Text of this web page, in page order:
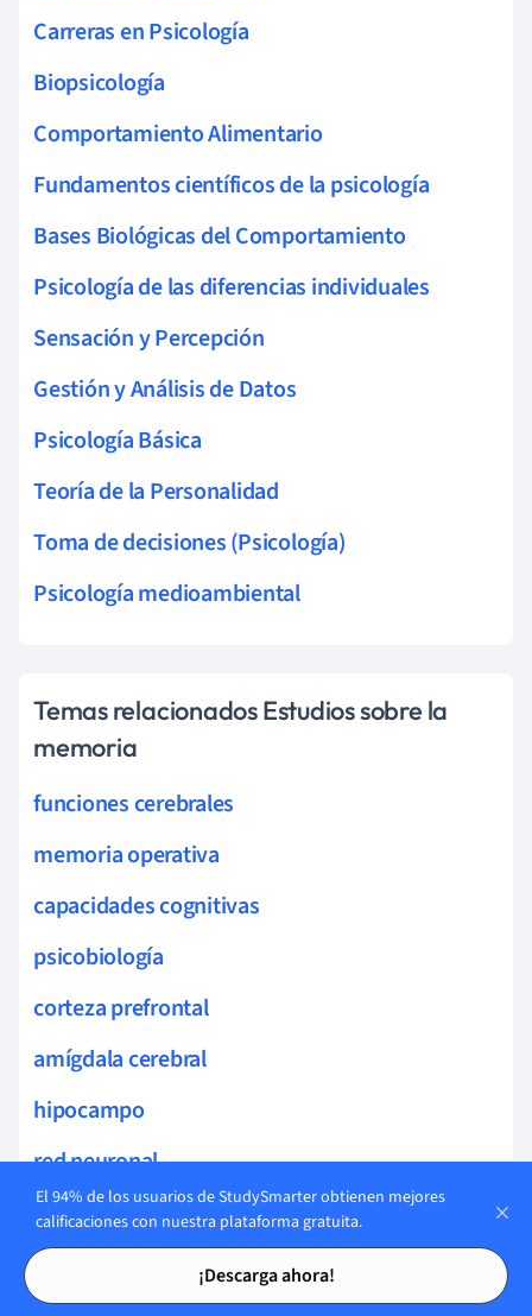
Tarjetas de estudio
Tarjetas de estudio
Carreras en Psicología
Biopsicología
Comportamiento Alimentario
Fundamentos científicos de la psicología
Bases Biológicas del Comportamiento
Psicología de las diferencias individuales
Sensación y Percepción
Gestión y Análisis de Datos
Psicología Básica
Teoría de la Personalidad
Toma de decisiones (Psicología)
Psicología medioambiental
Temas relacionados Estudios sobre la
memoria
funciones cerebrales
memoria operativa
capacidades cognitivas
psicobiología
corteza prefrontal
amígdala cerebral
hipocampo
red neuronal
memoria visual
atención sostenida
El 94% de los usuarios de StudySmarter obtienen mejores
calificaciones con nuestra plataforma gratuita.
¡Descarga ahora!